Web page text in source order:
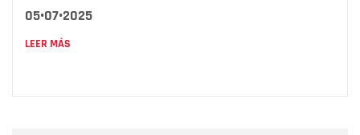
05•07•2025
LEER MÁS